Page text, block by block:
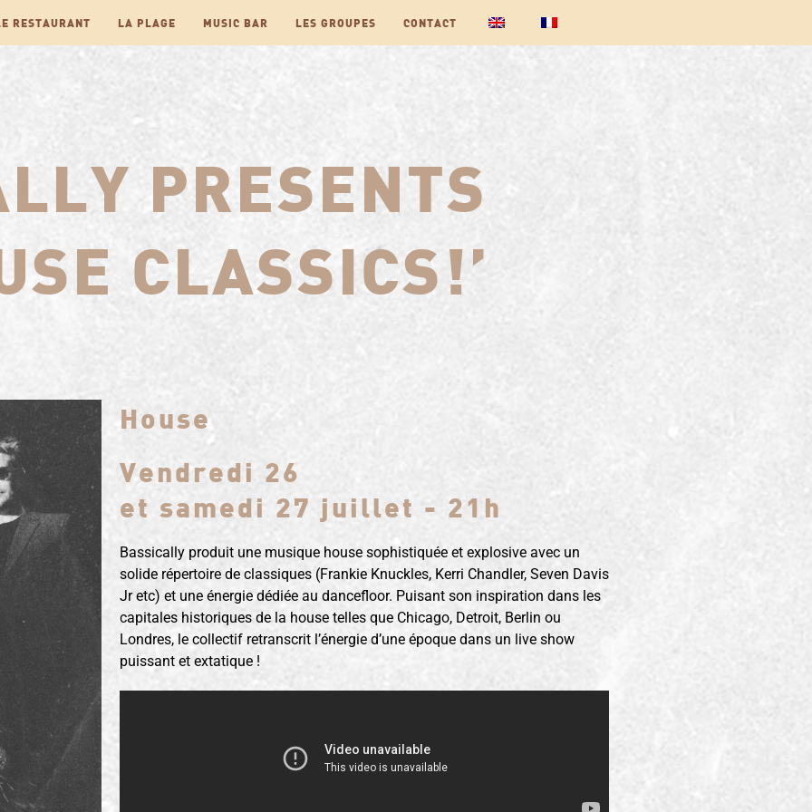
RESTAURANT LA PLAGE MUSIC BAR LES GROUPES CONTACT
PRESENTS
CLASSICS!’
House
Vendredi 26
et samedi 27 juillet - 21h
Bassically produit une musique house sophistiquée et explosive avec un
solide répertoire de classiques (Frankie Knuckles, Kerri Chandler, Seven Davis
Jr etc) et une énergie dédiée au dancefloor. Puisant son inspiration dans les
capitales historiques de la house telles que Chicago, Detroit, Berlin ou
Londres, le collectif retranscrit l’énergie d’une époque dans un live show
puissant et extatique !